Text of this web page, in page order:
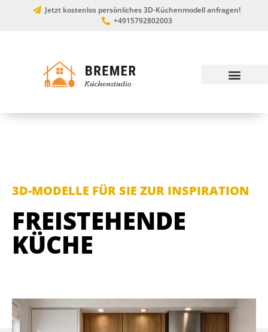
Jetzt kostenlos persönliches 3D-Küchenmodell anfragen!
+4915792802003
3D-MODELLE FÜR SIE ZUR INSPIRATION
FREISTEHENDE
KÜCHE